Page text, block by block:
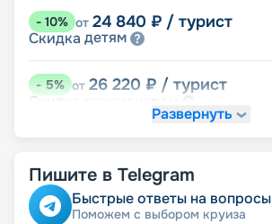
- 10% от 24 840 ₽ / турист
Скидка детям
-5% от 26 220 ₽ / турист
Скидка
Развернуть
Пишите в Telegram
Быстрые ответы на вопросы
Поможем с выбором круиза